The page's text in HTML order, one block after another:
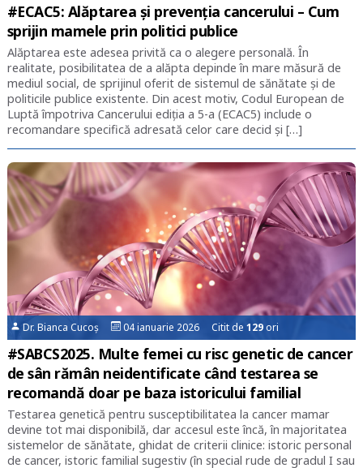
#ECAC5: Alăptarea și prevenția cancerului – Cum
sprijin mamele prin politici publice
Alăptarea este adesea privită ca o alegere personală. În
realitate, posibilitatea de a alăpta depinde în mare măsură de
mediul social, de sprijinul oferit de sistemul de sănătate și de
politicile publice existente. Din acest motiv, Codul European de
Luptă împotriva Cancerului ediția a 5-a (ECAC5) include o
recomandare specifică adresată celor care decid și […]
Dr. Bianca Cucoș 04 ianuarie 2026 Citit de129ori
#SABCS2025. Multe femei cu risc genetic de cancer
de sân rămân neidentificate când testarea se
recomandă doar pe baza istoricului familial
Testarea genetică pentru susceptibilitatea la cancer mamar
devine tot mai disponibilă, dar accesul este încă, în majoritatea
sistemelor de sănătate, ghidat de criterii clinice: istoric personal
de cancer, istoric familial sugestiv (în special rude de gradul I sau